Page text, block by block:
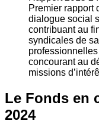
Premier rapport
dialogue social
contribuant au
syndicales de
concourant au
missions
Le Fonds en
2024